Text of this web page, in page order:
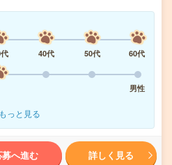
40代 50代
60代
男性
もっと見る
募へ進む 詳しく見る